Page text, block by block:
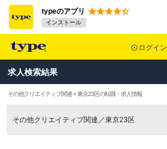
typeのアプリ
インストール
ログイン
求人検索結果
その他クリエイティブ関連 × 東京23区の転職・求人情報
その他クリエイティブ関連／東京23区